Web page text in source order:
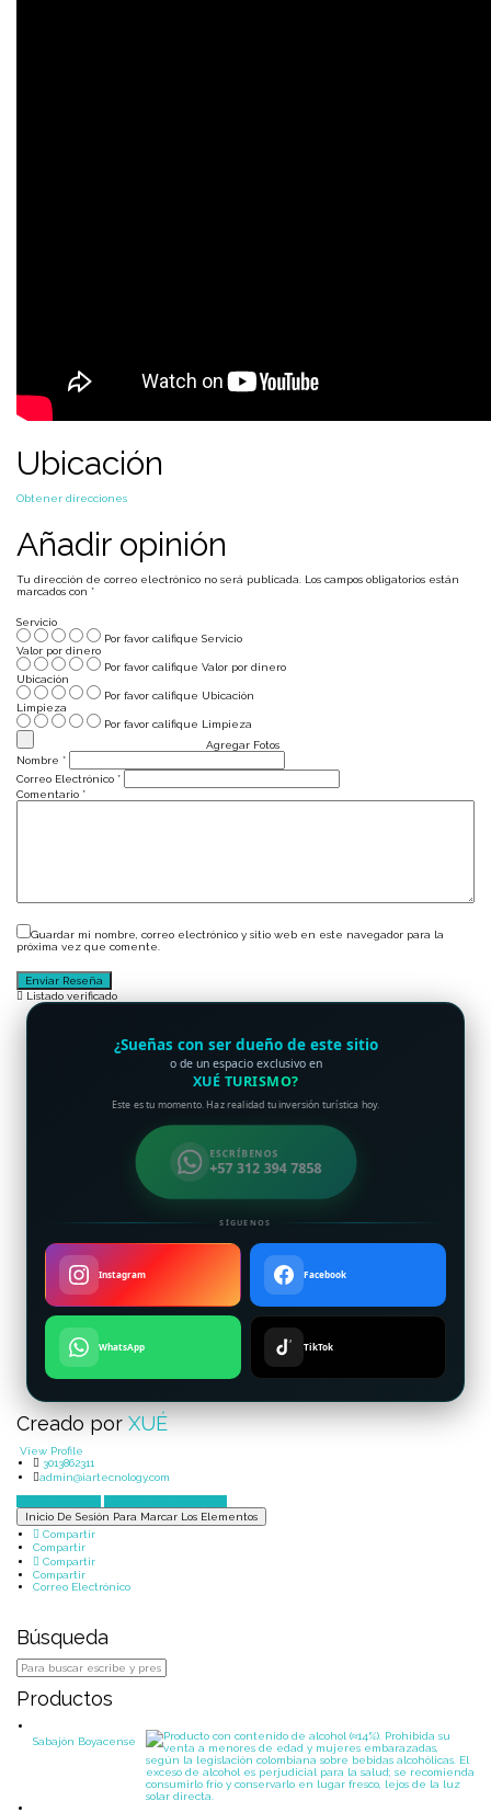
Ubicación
Obtener direcciones
Añadir opinión
Tu dirección de correo electrónico no será publicada.
Los campos obligatorios están
marcados con *
Servicio
Por favor califique Servicio
Valor por dinero
Por favor califique Valor por dinero
Ubicación
Por favor califique Ubicación
Limpieza
Por favor califique Limpieza
Agregar Fotos
Nombre *
Correo Electrónico *
Comentario *
Guardar mi nombre, correo electrónico y sitio web en este navegador para la
próxima vez que comente.
Listado verificado
¿Sueñas con ser dueño de este sitio
o de un espacio exclusivo en
XUÉ TURISMO?
Este es tu momento. Haz realidad tu inversión turística hoy.
ESCRÍBENOS
+57 312 394 7858
SÍGUENOS
Instagram Facebook
WhatsApp TikTok
Creado por XUÉ
View Profile
3013862311
admin@iartecnology.com
Inicio De Sesión Para Marcar Los Elementos
Compartir
Compartir
Compartir
Compartir
Correo Electrónico
Búsqueda
Productos
Sabajón Boyacense